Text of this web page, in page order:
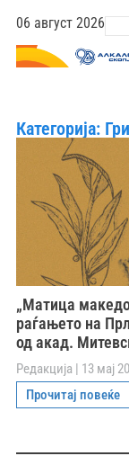
06 август 2026
Категорија:
„Матица
раѓањето на
од акад.
Редакција
13 мај
Прочитај повеќе